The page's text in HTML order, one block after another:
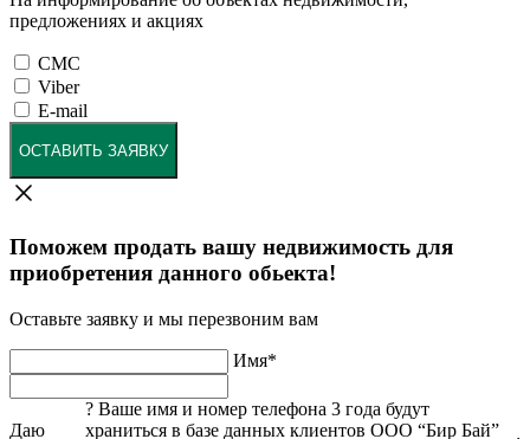
предложениях и акциях
СМС
Viber
E-mail
ОСТАВИТЬ ЗАЯВКУ
Поможем продать вашу недвижимость для
приобретения данного обьекта!
Оставьте заявку и мы перезвоним вам
Имя*
Даю
? Ваше имя и номер телефона 3 года будут
храниться в базе данных клиентов ООО “Бир Бай”